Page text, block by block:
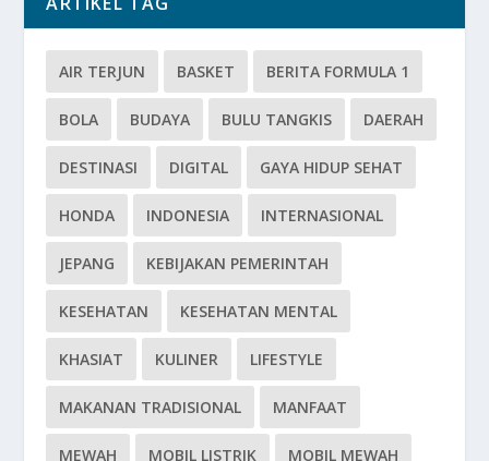
AIR TERJUN BASKET BERITA FORMULA 1
BOLA BUDAYA BULU TANGKIS DAERAH
DESTINASI DIGITAL GAYA HIDUP SEHAT
HONDA INDONESIA INTERNASIONAL
JEPANG KEBIJAKAN PEMERINTAH
KESEHATAN KESEHATAN MENTAL
KHASIAT KULINER LIFESTYLE
MAKANAN TRADISIONAL MANFAAT
MEWAH MOBIL LISTRIK MOBIL MEWAH